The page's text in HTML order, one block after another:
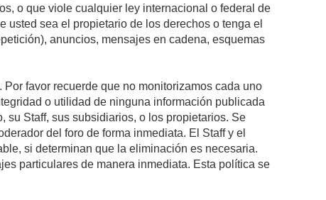
o que viole cualquier ley internacional o federal de
usted sea el propietario de los derechos o tenga el
anuncios, mensajes en cadena, esquemas
favor recuerde que no monitorizamos cada uno
o utilidad de ninguna información publicada
su Staff, sus subsidiarios, o los propietarios. Se
del foro de forma inmediata. El Staff y el
si determinan que la eliminación es necesaria.
particulares de manera inmediata. Esta política se